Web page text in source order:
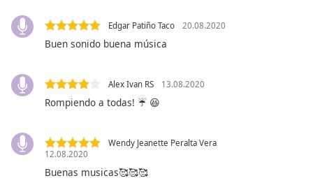
Dialog
End
window.
Edgar Patiño Taco 20.08.2020
Buen sonido buena música
Alex Ivan RS 13.08.2020
Rompiendo a todas! ☔ 😆
Wendy Jeanette Peralta Vera
12.08.2020
Buenas musicas🥰🥰🥰